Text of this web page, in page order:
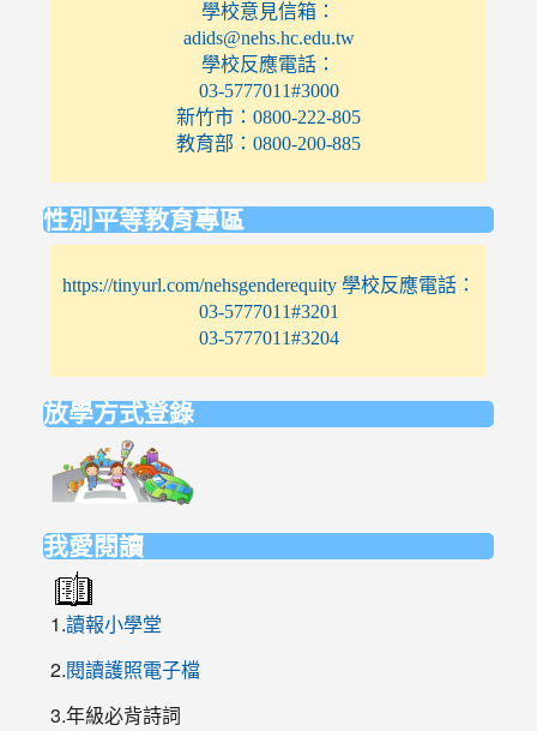
學校意見信箱：
adids@nehs.hc.edu.tw
學校反應電話：
03-5777011#3000
新竹市：0800-222-805
教育部：0800-200-885
性別平等教育專區
https://tinyurl.com/nehsgenderequity 學校反應電話：
03-5777011#3201
03-5777011#3204
放學方式登錄
https://elem.nehs.hc.edu.tw/traffic/
我愛閱讀
1.讀報小學堂
2.閱讀護照電子檔
3.年級必背詩詞